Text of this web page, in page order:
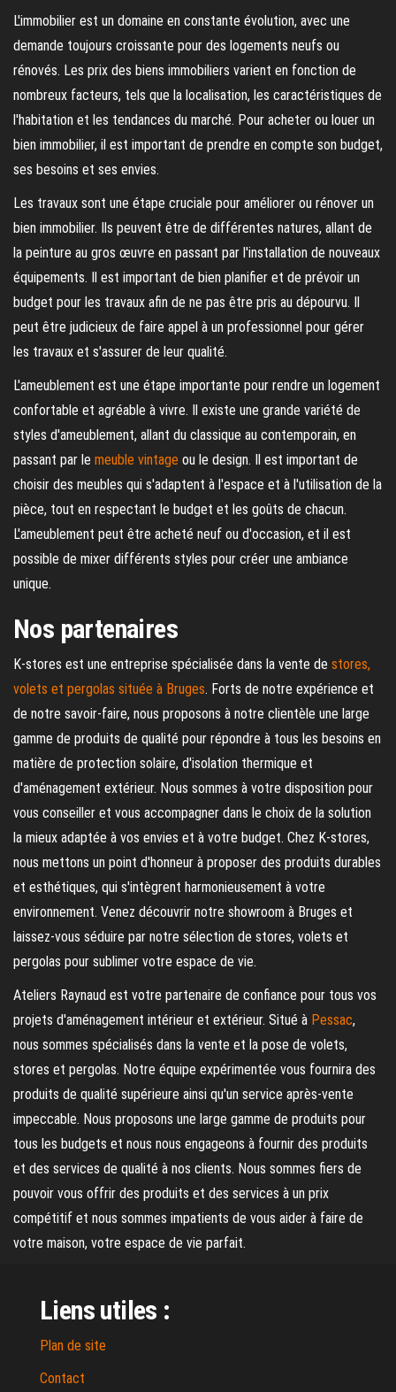
des
publications
L'immobilier est un domaine en constante évolution, avec une
demande toujours croissante pour des logements neufs ou
rénovés. Les prix des biens immobiliers varient en fonction de
nombreux facteurs, tels que la localisation, les caractéristiques de
l'habitation et les tendances du marché. Pour acheter ou louer un
bien immobilier, il est important de prendre en compte son budget,
ses besoins et ses envies.
Les travaux sont une étape cruciale pour améliorer ou rénover un
bien immobilier. Ils peuvent être de différentes natures, allant de
la peinture au gros œuvre en passant par l'installation de nouveaux
équipements. Il est important de bien planifier et de prévoir un
budget pour les travaux afin de ne pas être pris au dépourvu. Il
peut être judicieux de faire appel à un professionnel pour gérer
les travaux et s'assurer de leur qualité.
L'ameublement est une étape importante pour rendre un logement
confortable et agréable à vivre. Il existe une grande variété de
styles d'ameublement, allant du classique au contemporain, en
passant par le meuble vintage ou le design. Il est important de
choisir des meubles qui s'adaptent à l'espace et à l'utilisation de la
pièce, tout en respectant le budget et les goûts de chacun.
L'ameublement peut être acheté neuf ou d'occasion, et il est
possible de mixer différents styles pour créer une ambiance
unique.
Nos partenaires
K-stores est une entreprise spécialisée dans la vente de stores,
volets et pergolas située à Bruges. Forts de notre expérience et
de notre savoir-faire, nous proposons à notre clientèle une large
gamme de produits de qualité pour répondre à tous les besoins en
matière de protection solaire, d'isolation thermique et
d'aménagement extérieur. Nous sommes à votre disposition pour
vous conseiller et vous accompagner dans le choix de la solution
la mieux adaptée à vos envies et à votre budget. Chez K-stores,
nous mettons un point d'honneur à proposer des produits durables
et esthétiques, qui s'intègrent harmonieusement à votre
environnement. Venez découvrir notre showroom à Bruges et
laissez-vous séduire par notre sélection de stores, volets et
pergolas pour sublimer votre espace de vie.
Ateliers Raynaud est votre partenaire de confiance pour tous vos
projets d'aménagement intérieur et extérieur. Situé à Pessac,
nous sommes spécialisés dans la vente et la pose de volets,
stores et pergolas. Notre équipe expérimentée vous fournira des
produits de qualité supérieure ainsi qu'un service après-vente
impeccable. Nous proposons une large gamme de produits pour
tous les budgets et nous nous engageons à fournir des produits
et des services de qualité à nos clients. Nous sommes fiers de
pouvoir vous offrir des produits et des services à un prix
compétitif et nous sommes impatients de vous aider à faire de
votre maison, votre espace de vie parfait.
Liens utiles :
Plan de site
Contact